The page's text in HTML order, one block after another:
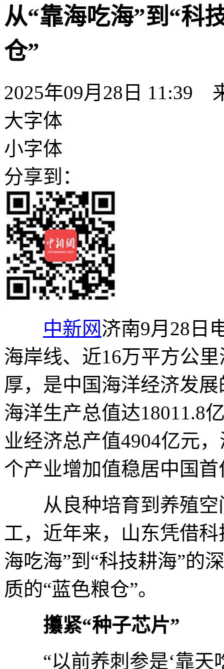
从“靠海吃海”到“科
仓”
2025年09月28日 11:39
大字体
小字体
分享到：
中新网济南9月28日
海岸线、近16万平方公
厚，是中国海洋经济发
海洋生产总值达18011.8
业经济总产值4904亿元
个产业增加值稳居中国首
从良种培育到养殖空
工，近年来，山东凭借
海吃海”到“科技耕海”的
质的“蓝色粮仓”。
攥紧“种子芯片”
“以前养刺参是‘靠天